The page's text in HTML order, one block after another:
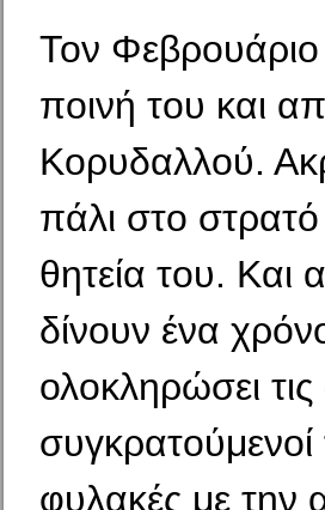
Τον Φεβρουάριο
ποινή του και
Κορυδαλλού.
πάλι στο
θητεία του. Και
δίνουν ένα
ολοκληρώσει
φυλακές με την